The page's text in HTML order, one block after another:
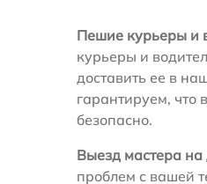
Пешие курьеры и
курьеры и
доставить ее в
гарантируем, что
безопасно.
Выезд мастера
проблем с вашей